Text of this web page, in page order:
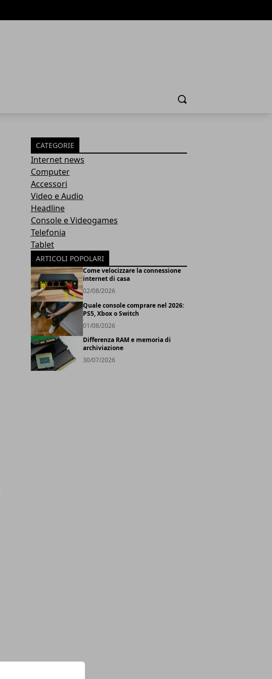
Cerca
CATEGORIE
Internet news
Computer
Accessori
Video e Audio
Headline
Console e Videogames
Telefonia
Tablet
ARTICOLI POPOLARI
Come velocizzare la connessione
internet di casa
02/08/2026
Quale console comprare nel 2026:
PS5, Xbox o Switch
01/08/2026
Differenza RAM e memoria di
archiviazione
30/07/2026